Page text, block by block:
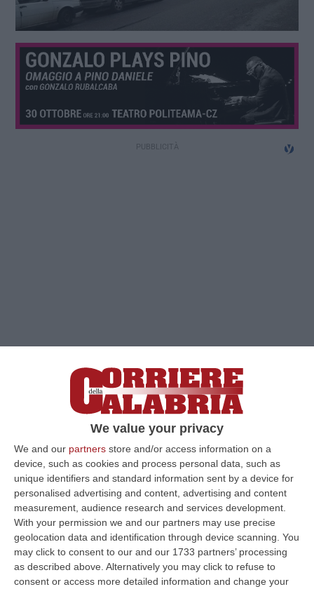
We value your privacy
We and our partners store and/or access information on a
device, such as cookies and process personal data, such as
unique identifiers and standard information sent by a device for
personalised advertising and content, advertising and content
measurement, audience research and services development.
With your permission we and our partners may use precise
geolocation data and identification through device scanning. You
may click to consent to our and our 1733 partners’ processing
as described above. Alternatively you may click to refuse to
consent or access more detailed information and change your
Clicca e segui “Corriere della Calabria” su Google News
COSENZAGiuseppe Giudiceandrea non
arretra. Anzi, rilancia con una lettera inviata
al presidente della commissione Sanità del
consiglio regionale. Oggetto: l’avvio «di
un’indagine conoscitiva sull’operato dell’Asp